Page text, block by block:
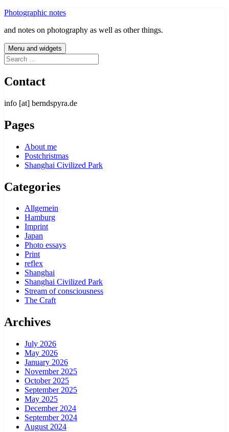
Skip
content
Photographic notes
and notes on photography as well as other things.
Menu and widgets
Search
for:
Contact
info [at] berndspyra.de
Pages
About me
Postchristmas
Shanghai Civilized Park
Categories
Allgemein
Hamburg
Imprint
Japan
Photo essays
Print
reflex
Shanghai
Shanghai Civilized Park
Stream of consciousness
The Craft
Archives
July 2026
May 2026
January 2026
November 2025
October 2025
September 2025
May 2025
December 2024
September 2024
August 2024